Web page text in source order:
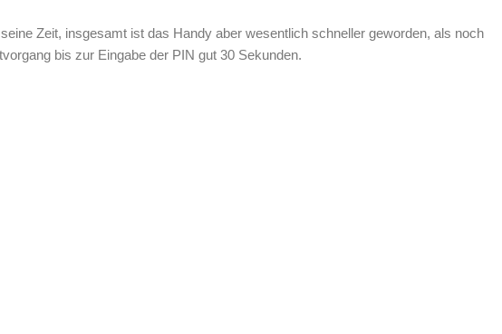
Zeit, insgesamt ist das Handy aber wesentlich schneller geworden, als noch
bis zur Eingabe der PIN gut 30 Sekunden.